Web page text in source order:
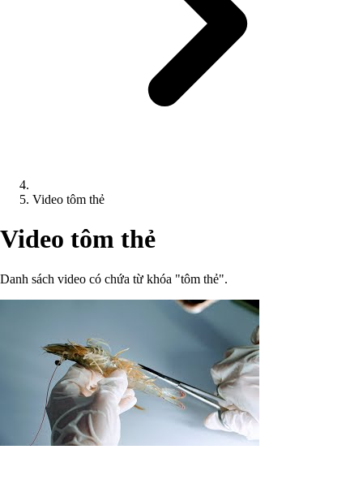
Video tôm thẻ
Video tôm thẻ
Danh sách video có chứa từ khóa "tôm thẻ".